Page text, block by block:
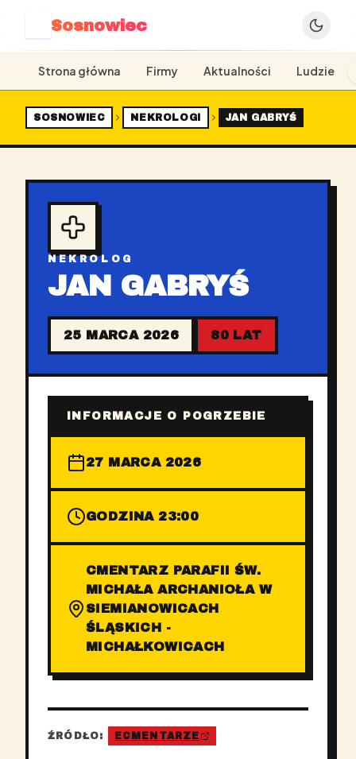
Sosnowiec
Strona główna Firmy Aktualności Ludzie
SOSNOWIEC NEKROLOGI JAN GABRYŚ
NEKROLOG
JAN GABRYŚ
25 MARCA 2026 80 LAT
INFORMACJE O POGRZEBIE
27 MARCA 2026
GODZINA 23:00
CMENTARZ PARAFII ŚW.
MICHAŁA ARCHANIOŁA W
SIEMIANOWICACH
ŚLĄSKICH -
MICHAŁKOWICACH
ŹRÓDŁO: ECMENTARZE